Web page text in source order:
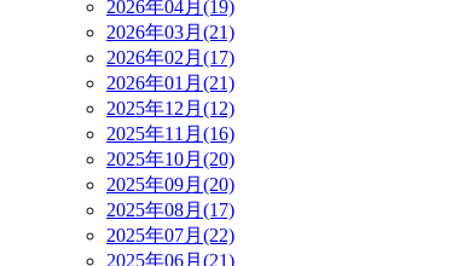
2026年04月(19)
2026年03月(21)
2026年02月(17)
2026年01月(21)
2025年12月(12)
2025年11月(16)
2025年10月(20)
2025年09月(20)
2025年08月(17)
2025年07月(22)
2025年06月(21)